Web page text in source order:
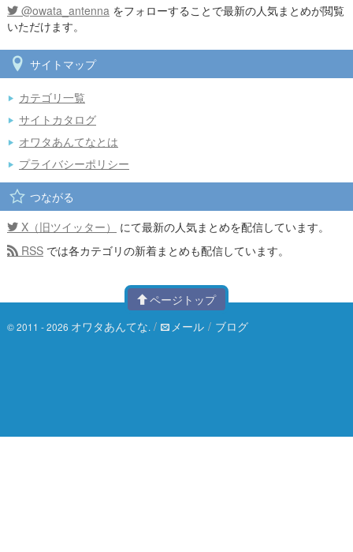
@owata_antenna をフォローすることで最新の人気まとめが閲覧
いただけます。
サイトマップ
カテゴリ一覧
サイトカタログ
オワタあんてなとは
プライバシーポリシー
つながる
X（旧ツイッター）
にて最新の人気まとめを配信しています。
RSS では各カテゴリの新着まとめも配信しています。
ページトップ
© 2011 - 2026 オワタあんてな. / メール / ブログ